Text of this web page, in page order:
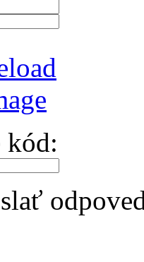
kód: